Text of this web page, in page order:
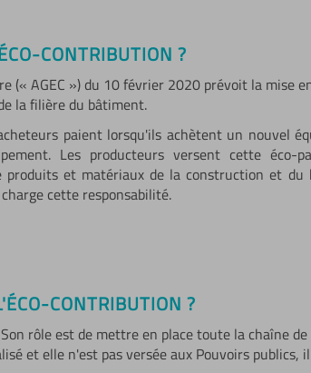
CONTRIBUTION ?
AGEC ») du 10 février 2020 prévoit la mise
la filière du bâtiment.
paient lorsqu'ils achètent un nouvel
Les producteurs versent cette éco-
et matériaux de la construction et du
cette responsabilité.
CONTRIBUTION ?
rôle est de mettre en place toute la chaîne
et elle n'est pas versée aux Pouvoirs publics,